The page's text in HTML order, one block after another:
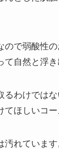
ので弱酸性
自然と浮き
るわけでは
ほしいコー
れています